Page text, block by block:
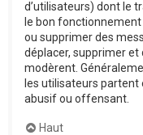
d’utilisateurs) dont le
le bon
ou supprimer des
déplacer, supprimer et
modèrent.
les utilisateurs partent
abusif ou offensant.
Haut